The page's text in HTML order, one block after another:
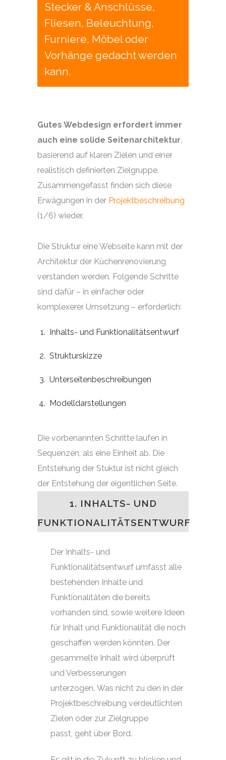
Stecker & Anschlüsse,
Fliesen, Beleuchtung,
Furniere, Möbel oder
Vorhänge gedacht werden
kann.
Gutes Webdesign erfordert immer
auch eine solide Seitenarchitektur,
basierend auf klaren Zielen und einer
realistisch definierten Zielgruppe.
Zusammengefasst finden sich diese
Erwägungen in der Projektbeschreibung
(1/6) wieder.
Die Struktur eine Webseite kann mit der
Architektur der Küchenrenovierung
verstanden werden. Folgende Schritte
sind dafür – in einfacher oder
komplexerer Umsetzung – erforderlich:
Inhalts- und Funktionalitätsentwurf
Strukturskizze
Unterseitenbeschreibungen
Modelldarstellungen
Die vorbenannten Schritte laufen in
Sequenzen, als eine Einheit ab. Die
Entstehung der Stuktur ist nicht gleich
der Entstehung der eigentlichen Seite.
1. INHALTS- UND
FUNKTIONALITÄTSENTWURF
Der Inhalts- und
Funktionalitätsentwurf umfasst alle
bestehenden Inhalte und
Funktionalitäten die bereits
vorhanden sind, sowie weitere Ideen
für Inhalt und Funktionalität die noch
geschaffen werden könnten. Der
gesammelte Inhalt wird überprüft
und Verbesserungen
unterzogen. Was nicht zu den in der
Projektbeschreibung verdeutlichten
Zielen oder zur Zielgruppe
passt, geht über Bord.